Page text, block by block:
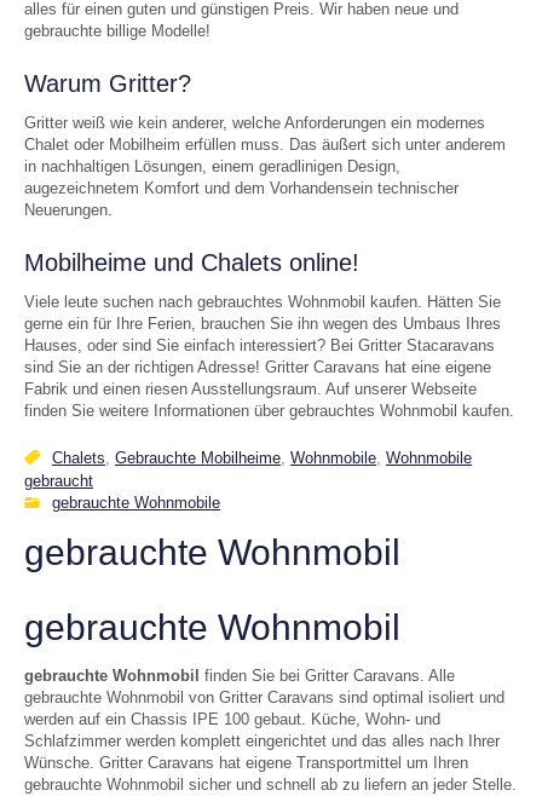
alles für einen guten und günstigen Preis. Wir haben neue und
gebrauchte billige Modelle!
Warum Gritter?
Gritter weiß wie kein anderer, welche Anforderungen ein modernes
Chalet oder Mobilheim erfüllen muss. Das äußert sich unter anderem
in nachhaltigen Lösungen, einem geradlinigen Design,
augezeichnetem Komfort und dem Vorhandensein technischer
Neuerungen.
Mobilheime und Chalets online!
Viele leute suchen nach gebrauchtes Wohnmobil kaufen. Hätten Sie
gerne ein für Ihre Ferien, brauchen Sie ihn wegen des Umbaus Ihres
Hauses, oder sind Sie einfach interessiert? Bei Gritter Stacaravans
sind Sie an der richtigen Adresse! Gritter Caravans hat eine eigene
Fabrik und einen riesen Ausstellungsraum. Auf unserer Webseite
finden Sie weitere Informationen über gebrauchtes Wohnmobil kaufen.
Chalets Gebrauchte Mobilheime Wohnmobile Wohnmobile
gebraucht
gebrauchte Wohnmobile
gebrauchte Wohnmobil
gebrauchte Wohnmobil
gebrauchte Wohnmobil finden Sie bei Gritter Caravans. Alle
gebrauchte Wohnmobil von Gritter Caravans sind optimal isoliert und
werden auf ein Chassis IPE 100 gebaut. Küche, Wohn- und
Schlafzimmer werden komplett eingerichtet und das alles nach Ihrer
Wünsche. Gritter Caravans hat eigene Transportmittel um Ihren
gebrauchte Wohnmobil sicher und schnell ab zu liefern an jeder Stelle.